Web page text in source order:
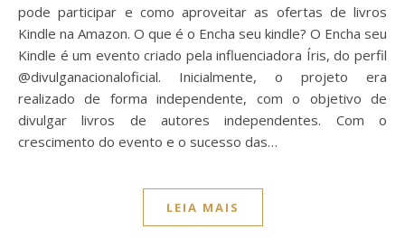
pode participar e como aproveitar as ofertas de livros
Kindle na Amazon. O que é o Encha seu kindle? O Encha seu
Kindle é um evento criado pela influenciadora Íris, do perfil
@divulganacionaloficial. Inicialmente, o projeto era
realizado de forma independente, com o objetivo de
divulgar livros de autores independentes. Com o
crescimento do evento e o sucesso das…
LEIA MAIS